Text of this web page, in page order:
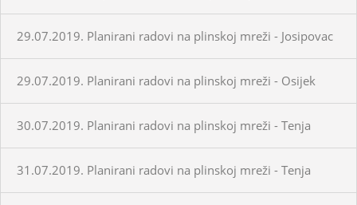
29.07.2019. Planirani radovi na plinskoj mreži - Josipovac
29.07.2019. Planirani radovi na plinskoj mreži - Osijek
30.07.2019. Planirani radovi na plinskoj mreži - Tenja
31.07.2019. Planirani radovi na plinskoj mreži - Tenja